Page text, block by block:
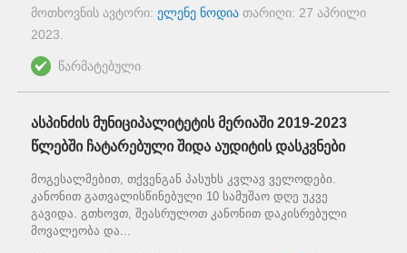
მოთხოვნის ავტორი: ელენე ნოდია თარიღი: 27 აპრილი
2023
წარმატებული
ასპინძის მუნიციპალიტეტის მერიაში 2019-2023
წლებში ჩატარებული შიდა აუდიტის დასკვნები
მოგესალმებით, თქვენგან პასუხს კვლავ ველოდები.
კანონით გათვალისწინებული 10 სამუშაო დღე უკვე
გავიდა. გთხოვთ, შეასრულოთ კანონით დაკისრებული
მოვალეობა და...